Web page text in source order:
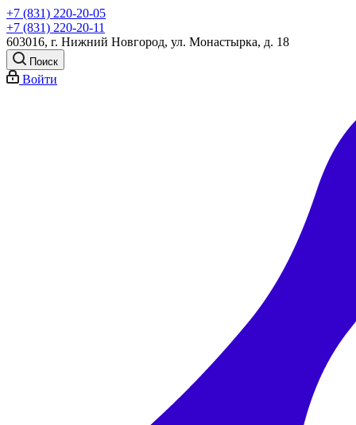
+7 (831) 220-20-05
+7 (831) 220-20-11
603016, г. Нижний Новгород, ул. Монастырка, д. 18
Поиск
Войти